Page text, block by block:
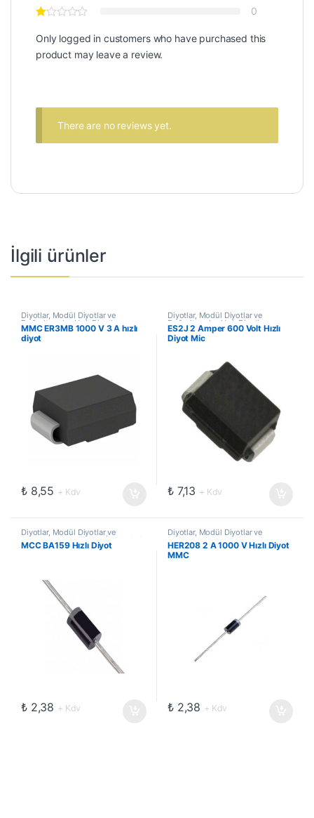
0
Only logged in customers who have purchased this
product may leave a review.
There are no reviews yet.
İlgili ürünler
Diyotlar, Modül Diyotlar ve
Doğrultucular, Hızlı Diyotlar
MMC ER3MB 1000 V 3 A hızlı
diyot
₺8,55 + Kdv
Diyotlar, Modül Diyotlar ve
Doğrultucular Hızlı Diyotlar
ES2J 2 Amper 600 Volt Hızlı
Diyot Mic
₺7,13 + Kdv
Diyotlar, Modül Diyotlar ve
Doğrultucular ,Güç Yarı İletkenleri
Hızlı Diyotlar
MCC BA159 Hızlı Diyot
₺2,38 + Kdv
Diyotlar, Modül Diyotlar ve
Doğrultucular ,Hızlı Diyotlar
HER208 2 A 1000 V Hızlı Diyot
MMC
₺2,38 + Kdv